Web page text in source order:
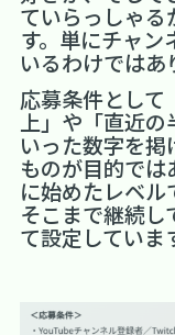
ていらっしゃる
す。単にチャン
いるわけではあ
応募条件とし
上」や「直近
いった数字を
ものが目的で
に始めたレベル
そこまで継続し
て設定していま